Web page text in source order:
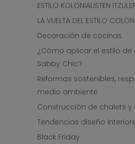
ESTILO KOLONIALISTEN
LA VUELTA DEL ESTILO
Decoración de cocinas
¿Cómo aplicar el estilo
Sabby Chic?
Reformas sostenibles,
medio ambiente
Construcción de chalets y
Tendencias diseño
Black Friday